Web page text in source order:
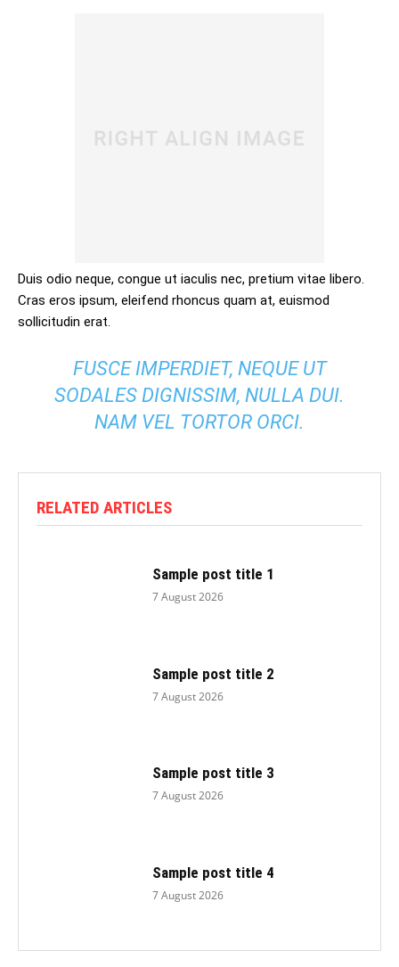
Duis odio neque, congue ut iaculis nec, pretium vitae libero.
Cras eros ipsum, eleifend rhoncus quam at, euismod
sollicitudin erat.
FUSCE IMPERDIET, NEQUE UT
SODALES DIGNISSIM, NULLA DUI.
NAM VEL TORTOR ORCI.
RELATED ARTICLES
Sample post title 1
7 August 2026
Sample post title 2
7 August 2026
Sample post title 3
7 August 2026
Sample post title 4
7 August 2026